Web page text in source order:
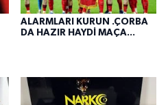
ALARMLARI KURUN .ÇORBA
DA HAZIR HAYDİ MAÇA...